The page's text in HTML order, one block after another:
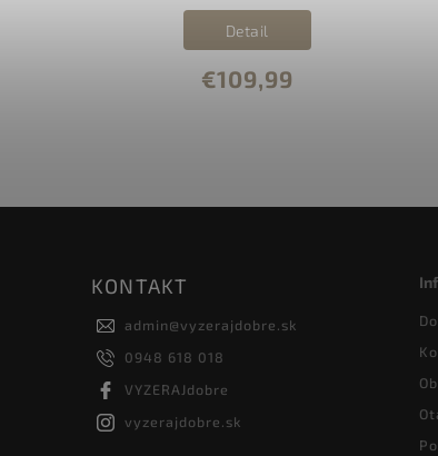
€109,99
Detail
KONTAKT
admin@vyzerajdobre.sk
0948 618 018
VYZERAJdobre
vyzerajdobre.sk